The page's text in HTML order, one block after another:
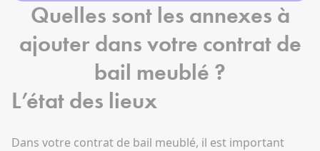
Quelles sont les annexes à
ajouter dans votre contrat de
bail meublé ?
L’état des lieux
Dans votre contrat de bail meublé, il est important